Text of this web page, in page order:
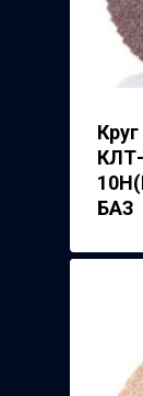
БАЗ